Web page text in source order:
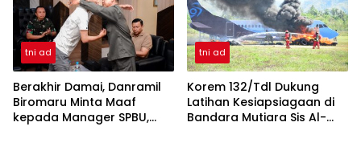
tni ad
Berakhir Damai, Danramil
Biromaru Minta Maaf
kepada Manager SPBU,
tni ad
Korem 132/Tdl Dukung
Latihan Kesiapsiagaan di
Bandara Mutiara Sis Al-